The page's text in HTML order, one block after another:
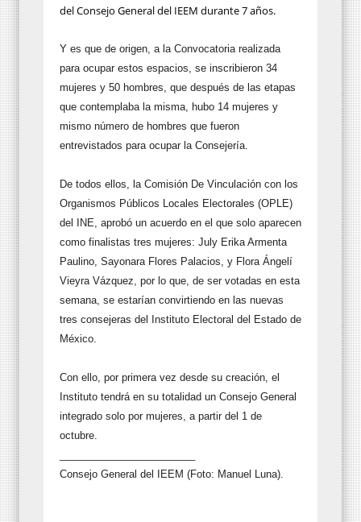
del Consejo General del IEEM durante 7 años.
Y es que de origen, a la Convocatoria realizada
para ocupar estos espacios, se inscribieron 34
mujeres y 50 hombres, que después de las etapas
que contemplaba la misma, hubo 14 mujeres y
mismo número de hombres que fueron
entrevistados para ocupar la Consejería.
De todos ellos, la Comisión De Vinculación con los
Organismos Públicos Locales Electorales (OPLE)
del INE, aprobó un acuerdo en el que solo aparecen
como finalistas tres mujeres: July Erika Armenta
Paulino, Sayonara Flores Palacios, y Flora Ángelí
Vieyra Vázquez, por lo que, de ser votadas en esta
semana, se estarían convirtiendo en las nuevas
tres consejeras del Instituto Electoral del Estado de
México.
Con ello, por primera vez desde su creación, el
Instituto tendrá en su totalidad un Consejo General
integrado solo por mujeres, a partir del 1 de
octubre.
Consejo General del IEEM (Foto: Manuel Luna).